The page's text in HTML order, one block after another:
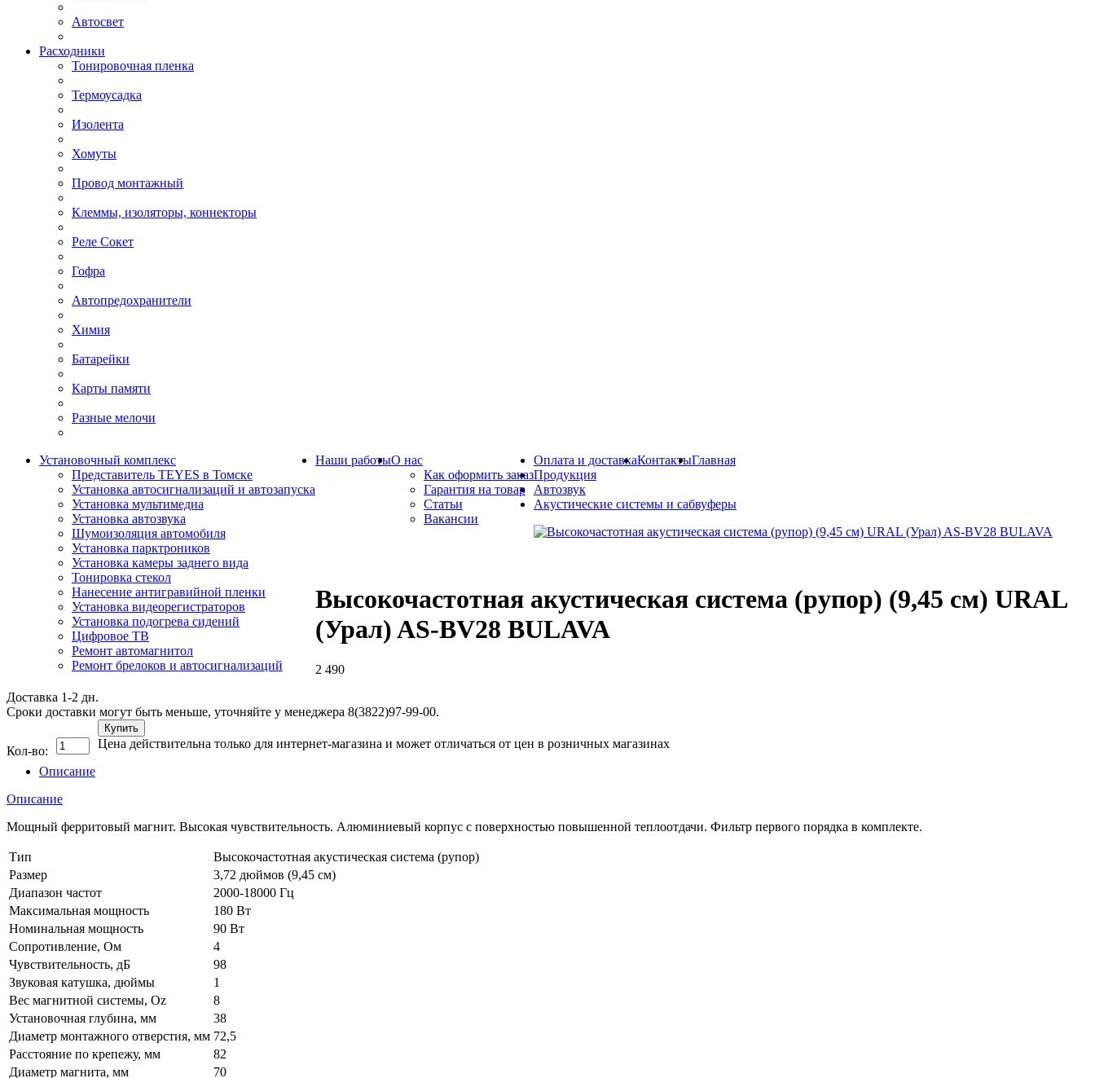
Автосвет
Расходники
Тонировочная пленка
Термоусадка
Изолента
Хомуты
Провод монтажный
Клеммы, изоляторы, коннекторы
Реле Сокет
Гофра
Автопредохранители
Химия
Батарейки
Карты памяти
Разные мелочи
Установочный комплекс
Представитель TEYES в Томске
Установка автосигнализаций и автозапуска
Установка мультимедиа
Установка автозвука
Шумоизоляция автомобиля
Установка парктроников
Установка камеры заднего вида
Тонировка стекол
Нанесение антигравийной пленки
Установка видеорегистраторов
Установка подогрева сидений
Цифровое ТВ
Ремонт автомагнитол
Ремонт брелоков и автосигнализаций
Наши работыО нас
Как оформить заказ
Гарантия на товар
Статьи
Вакансии
Оплата и доставкаКонтактыГлавная
Продукция
Автозвук
Акустические системы и сабвуферы
Высокочастотная акустическая система (рупор) (9,45 см) URAL
(Урал) AS-BV28 BULAVA
2 490
Доставка 1-2 дн.
Сроки доставки могут быть меньше, уточняйте у менеджера 8(3822)97-99-00.
Кол-во:
Купить
Цена действительна только для интернет-магазина и может отличаться от цен в розничных магазинах
Описание
Описание
Мощный ферритовый магнит. Высокая чувствительность. Алюминиевый корпус с поверхностью повышенной теплоотдачи. Фильтр первого порядка в комплекте.
Тип
Высокочастотная акустическая система (рупор)
Размер
3,72 дюймов (9,45 см)
Диапазон частот
2000-18000 Гц
Максимальная мощность
180 Вт
Номинальная мощность
90 Вт
Сопротивление, Ом
4
Чувствительность, дБ
98
Звуковая катушка, дюймы
1
Вес магнитной системы, Oz
8
Установочная глубина, мм
38
Диаметр монтажного отверстия, мм 72,5
Расстояние по крепежу, мм
82
Диаметр магнита, мм
70